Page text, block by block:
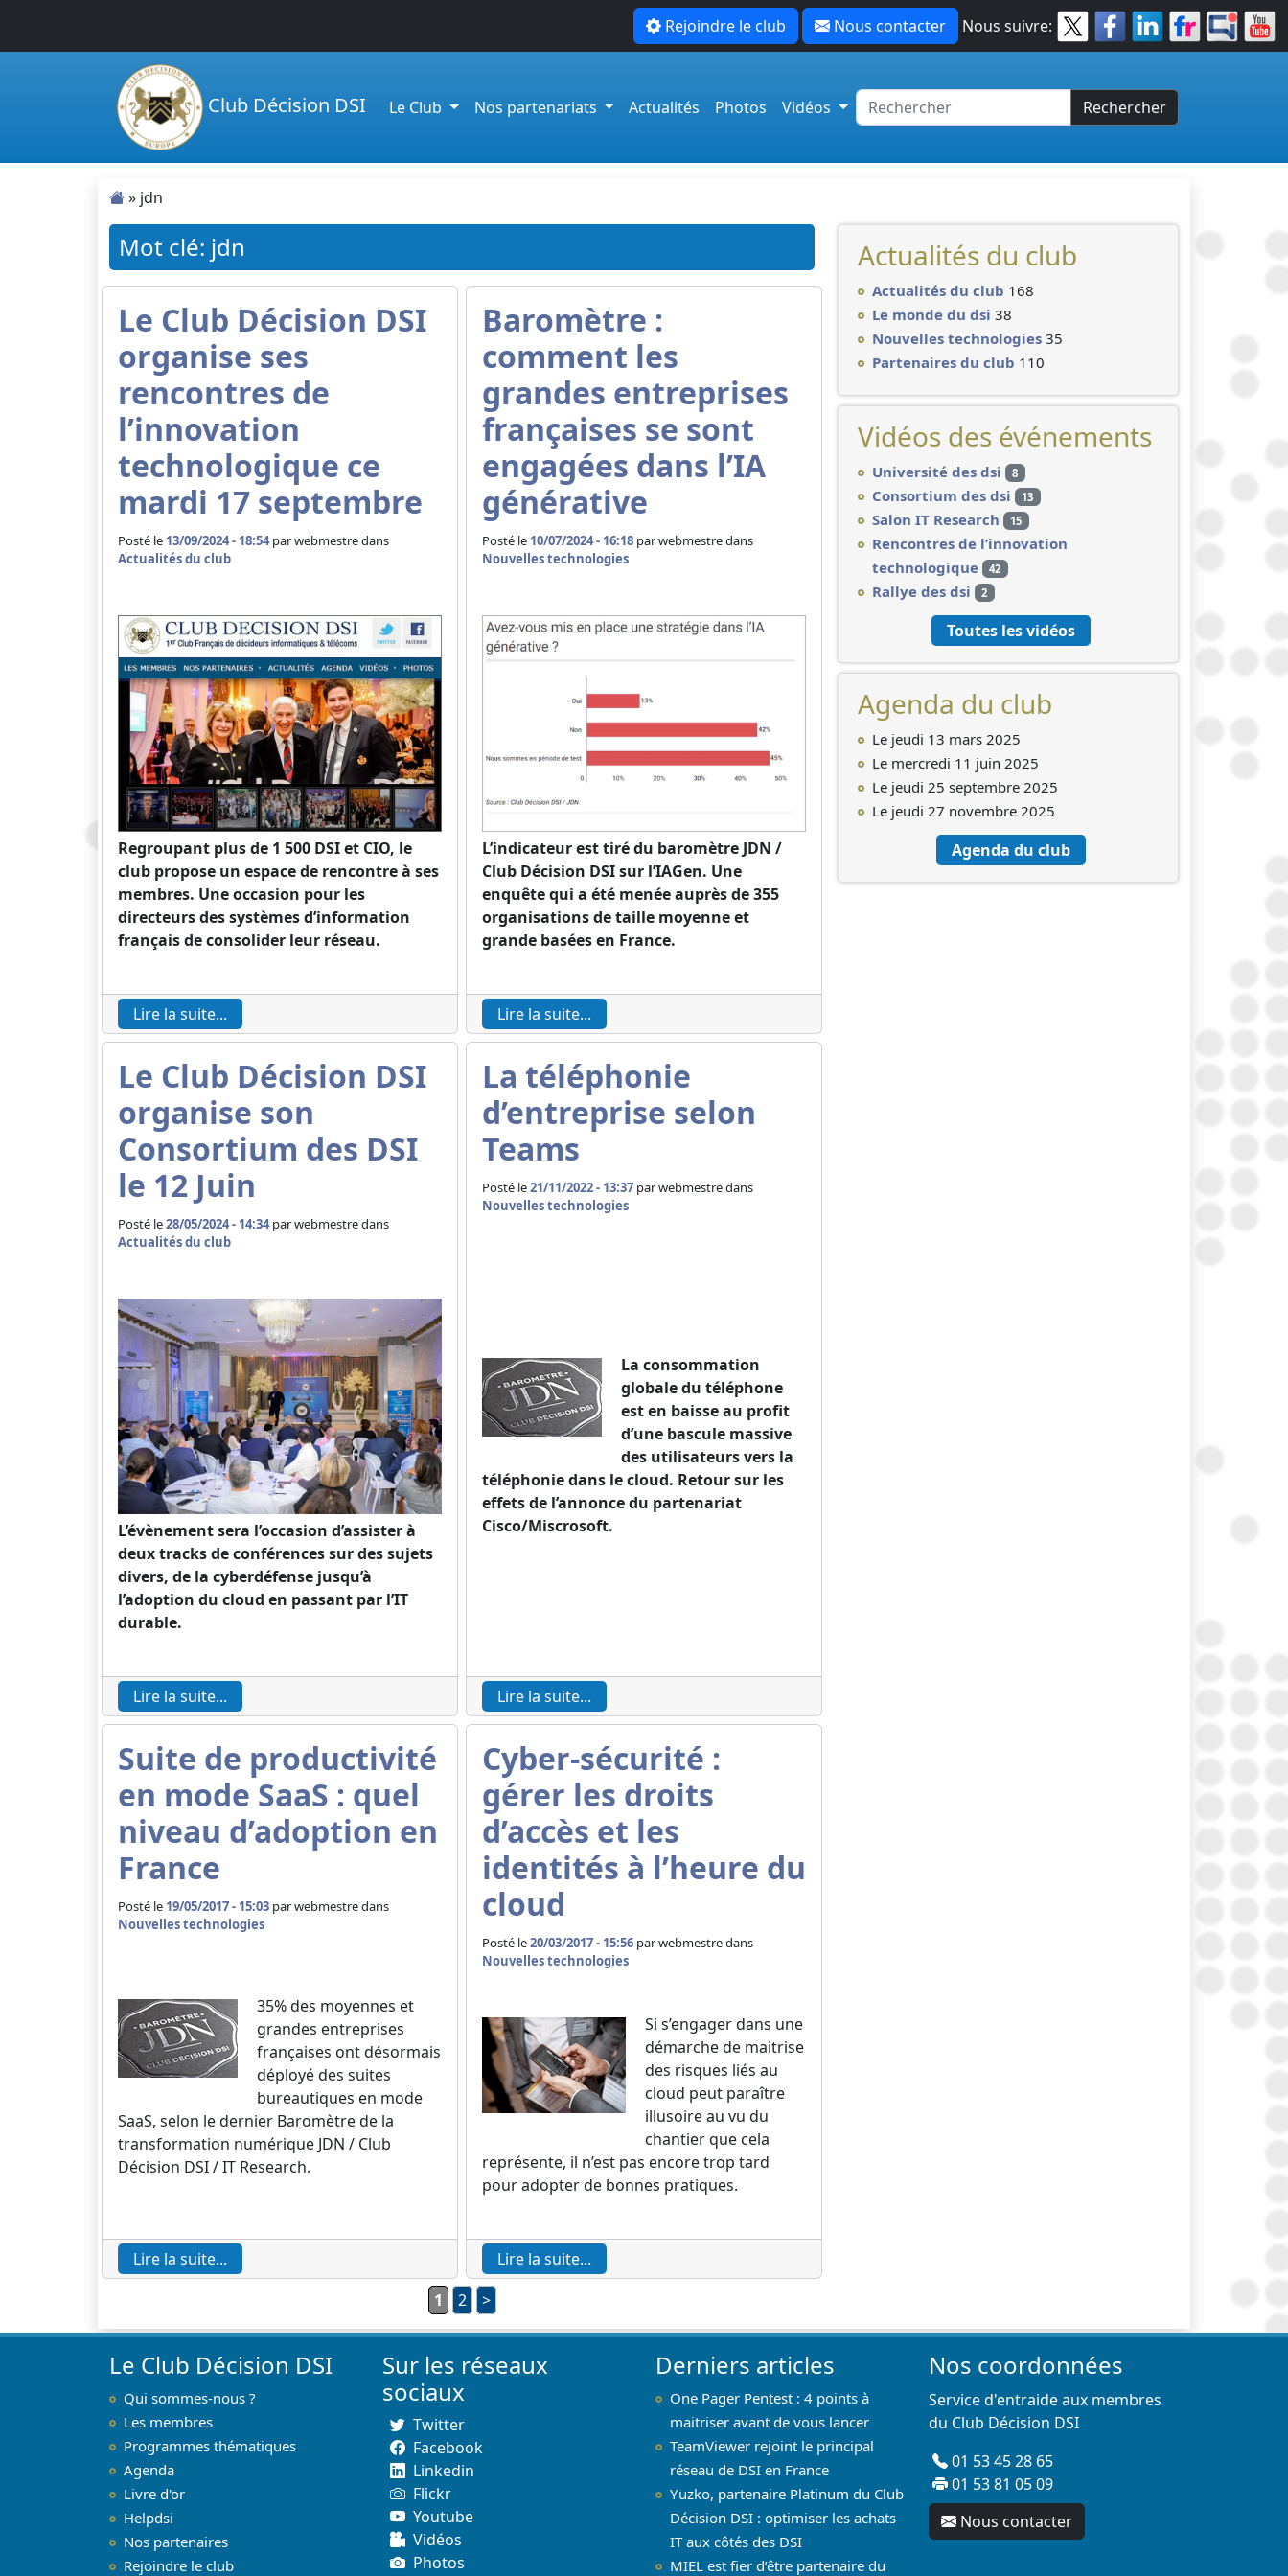
Rejoindre le club Nous contacter Nous suivre:
Club Décision DSI Le Club Nos partenariats Actualités Photos Vidéos Rechercher
» jdn
Mot clé: jdn
Le Club Décision DSI
organise ses
rencontres de
l’innovation
technologique ce
mardi 17 septembre
Posté le 13/09/2024 - 18:54 parwebmestre dans
Actualités du club
Regroupant plus de 1 500 DSI et CIO, le
club propose un espace de rencontre à ses
membres. Une occasion pour les
directeurs des systèmes d’information
français de consolider leur réseau.
Lire la suite...
Baromètre :
comment les
grandes entreprises
françaises se sont
engagées dans l’IA
générative
Posté le 10/07/2024 - 16:18 parwebmestre dans
Nouvelles technologies
L’indicateur est tiré du baromètre JDN /
Club Décision DSI sur l’IAGen. Une
enquête qui a été menée auprès de 355
organisations de taille moyenne et
grande basées en France.
Lire la suite...
Le Club Décision DSI
organise son
Consortium des DSI
le 12 Juin
Posté le28/05/2024 - 14:34 parwebmestre dans
Actualités du club
L’évènement sera l’occasion d’assister à
deux tracks de conférences sur des sujets
divers, de la cyberdéfense jusqu’à
l’adoption du cloud en passant par l’IT
durable.
Lire la suite...
La téléphonie
d’entreprise selon
Teams
Posté le21/11/2022 - 13:37 parwebmestre dans
Nouvelles technologies
La consommation
globale du téléphone
est en baisse au profit
d’une bascule massive
des utilisateurs vers la
téléphonie dans le cloud. Retour sur les
effets de l’annonce du partenariat
Cisco/Miscrosoft.
Lire la suite...
Suite de productivité
en mode SaaS : quel
niveau d’adoption en
France
Posté le 19/05/2017 - 15:03 parwebmestre dans
Nouvelles technologies
35% des moyennes et
grandes entreprises
françaises ont désormais
déployé des suites
bureautiques en mode
SaaS, selon le dernier Baromètre de la
transformation numérique JDN / Club
Décision DSI / IT Research.
Lire la suite...
Cyber-sécurité :
gérer les droits
d’accès et les
identités à l’heure du
cloud
Posté le20/03/2017 - 15:56 parwebmestre dans
Nouvelles technologies
Si s’engager dans une
démarche de maitrise
des risques liés au
cloud peut paraître
illusoire au vu du
chantier que cela
représente, il n’est pas encore trop tard
pour adopter de bonnes pratiques.
Lire la suite...
1
2 >
Actualités du club
Actualités du club 168
Le monde du dsi 38
Nouvelles technologies 35
Partenaires du club 110
Vidéos des événements
Université des dsi 8
Consortium des dsi 13
Salon IT Research 15
Rencontres de l’innovation
technologique
42
Rallye des dsi 2
Toutes les vidéos
Agenda du club
Le jeudi 13 mars 2025
Le mercredi 11 juin 2025
Le jeudi 25 septembre 2025
Le jeudi 27 novembre 2025
Agenda du club
Le Club Décision DSI
Qui sommes-nous ?
Les membres
Programmes thématiques
Agenda
Livre d'or
Helpdsi
Nos partenaires
Rejoindre le club
Sur les réseaux
sociaux
Twitter
Facebook
Linkedin
Flickr
Youtube
Vidéos
Photos
Derniers articles
One Pager Pentest : 4 points à
maitriser avant de vous lancer
TeamViewer rejoint le principal
réseau de DSI en France
Yuzko, partenaire Platinum du Club
Décision DSI : optimiser les achats
IT aux côtés des DSI
MIEL est fier d’être partenaire du
Nos coordonnées
Service d'entraide aux membres
du Club Décision DSI
01 53 45 28 65
01 53 81 05 09
Nous contacter